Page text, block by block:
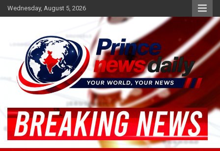
Skip
to
Wednesday, August 5, 2026
Princenews Daily